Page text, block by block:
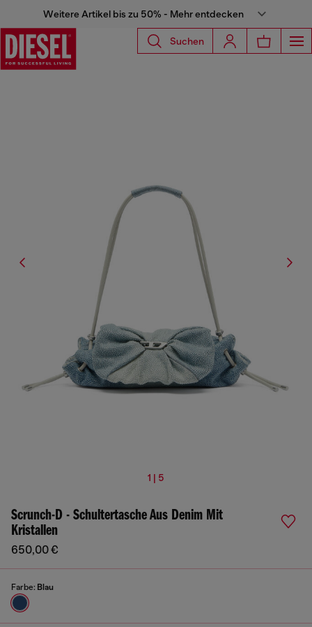
Weitere Artikel bis zu 50% - Mehr entdecken
Suchen
1 | 5
Scrunch-D - Schultertasche Aus Denim Mit
Kristallen
650,00 €
Farbe: Blau